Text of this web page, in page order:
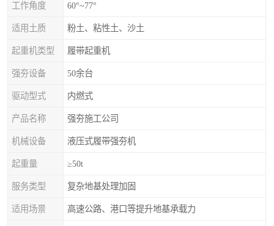
工作角度 60°~77°
适用土质 粉土、粘性土、沙土
起重机类型 履带起重机
强夯设备 50余台
驱动型式 内燃式
产品名称 强夯施工公司
机械设备 液压式履带强夯机
起重量 ≥50t
服务类型 复杂地基处理加固
适用场景 高速公路、港口等提升地基承载力